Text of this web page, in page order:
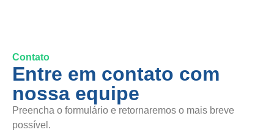
Contato
Entre em contato com
nossa equipe
Preencha o formulário e retornaremos o mais breve
possível.